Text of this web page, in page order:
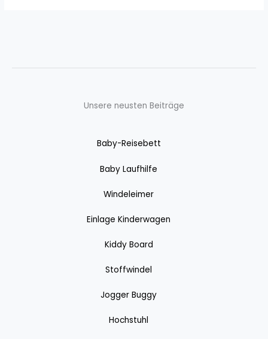
Unsere neusten Beiträge
Baby-Reisebett
Baby Laufhilfe
Windeleimer
Einlage Kinderwagen
Kiddy Board
Stoffwindel
Jogger Buggy
Hochstuhl